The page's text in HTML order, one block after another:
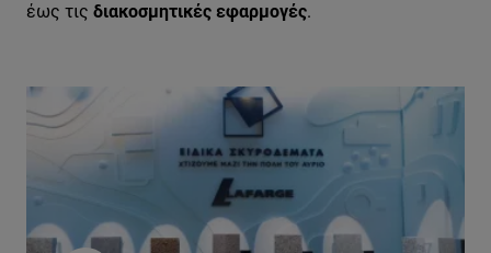
έως τις διακοσμητικές εφαρμογές.